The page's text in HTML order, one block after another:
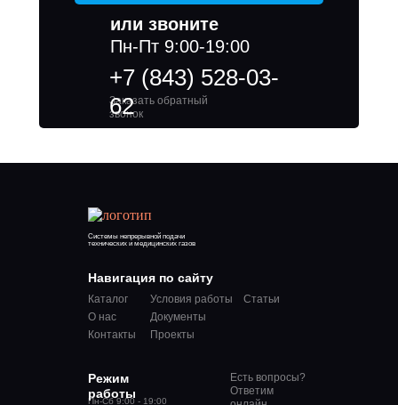
или звоните
Пн-Пт 9:00-19:00
+7 (843) 528-03-
62
Заказать обратный
звонок
Системы непрерывной подачи
технических и медицинских газов
Режим
работы
Пн-Сб 9:00 - 19:00
Навигация по сайту
Каталог
О нас
Контакты
Статьи
Условия работы
Документы
Проекты
Есть вопросы?
Ответим